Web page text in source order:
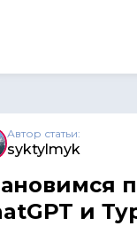
Автор статьи:
syktylmyk
и